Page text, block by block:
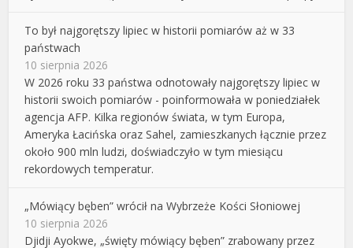
To był najgorętszy lipiec w historii pomiarów aż w 33
państwach
10 sierpnia 2026
W 2026 roku 33 państwa odnotowały najgorętszy lipiec w
historii swoich pomiarów - poinformowała w poniedziałek
agencja AFP. Kilka regionów świata, w tym Europa,
Ameryka Łacińska oraz Sahel, zamieszkanych łącznie przez
około 900 mln ludzi, doświadczyło w tym miesiącu
rekordowych temperatur.
„Mówiący bęben” wrócił na Wybrzeże Kości Słoniowej
10 sierpnia 2026
Djidji Ayokwe, „święty mówiący bęben” zrabowany przez